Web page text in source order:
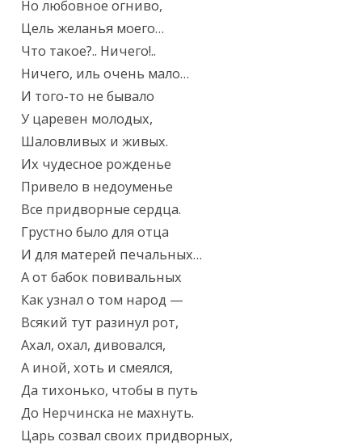
Но любовное огниво,
Цель желанья моего…
Что такое?.. Ничего!..
Ничего, иль очень мало…
И того-то не бывало
У царевен молодых,
Шаловливых и живых.
Их чудесное рожденье
Привело в недоуменье
Все придворные сердца.
Грустно было для отца
И для матерей печальных…
А от бабок повивальных
Как узнал о том народ —
Всякий тут разинул рот,
Ахал, охал, дивовался,
А иной, хоть и смеялся,
Да тихонько, чтобы в путь
До Нерчинска не махнуть.
Царь созвал своих придворных,